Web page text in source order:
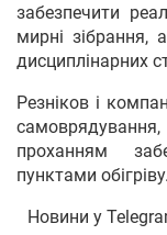
забезпечити
мирні зібрання,
дисциплінарних
Резніков і
проханням
пунктами обігріву.
Новини у